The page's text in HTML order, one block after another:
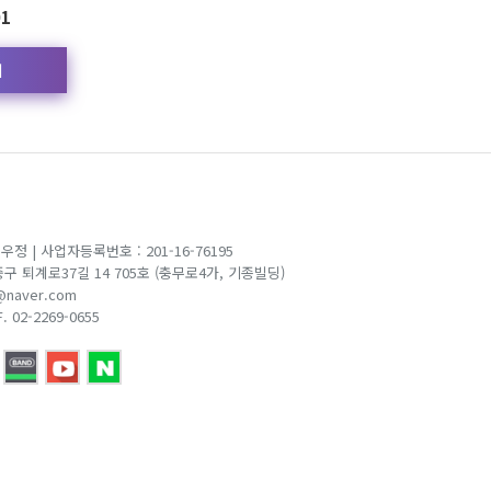
정 | 사업자등록번호 : 201-16-76195
퇴계로37길 14 705호 (충무로4가, 기종빌딩)
02-2269-0655